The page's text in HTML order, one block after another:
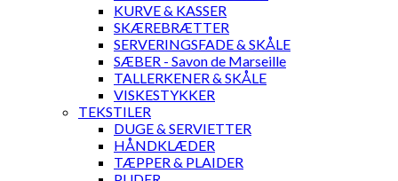
KURVE & KASSER
SKÆREBRÆTTER
SERVERINGSFADE & SKÅLE
SÆBER - Savon de Marseille
TALLERKENER & SKÅLE
VISKESTYKKER
TEKSTILER
DUGE & SERVIETTER
HÅNDKLÆDER
TÆPPER & PLAIDER